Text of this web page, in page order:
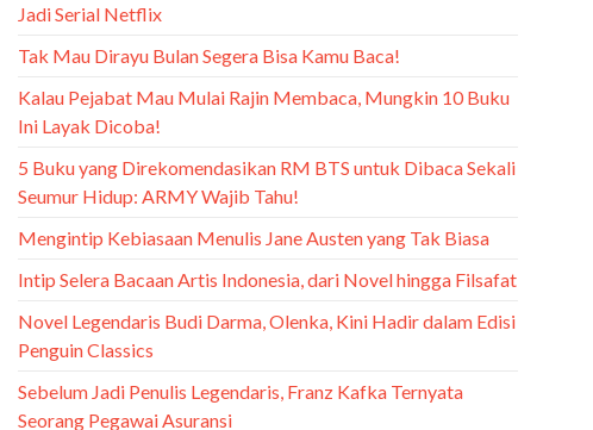
Jadi Serial Netflix
Tak Mau Dirayu Bulan Segera Bisa Kamu Baca!
Kalau Pejabat Mau Mulai Rajin Membaca, Mungkin 10 Buku
Ini Layak Dicoba!
5 Buku yang Direkomendasikan RM BTS untuk Dibaca Sekali
Seumur Hidup: ARMY Wajib Tahu!
Mengintip Kebiasaan Menulis Jane Austen yang Tak Biasa
Intip Selera Bacaan Artis Indonesia, dari Novel hingga Filsafat
Novel Legendaris Budi Darma, Olenka, Kini Hadir dalam Edisi
Penguin Classics
Sebelum Jadi Penulis Legendaris, Franz Kafka Ternyata
Seorang Pegawai Asuransi